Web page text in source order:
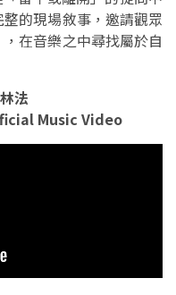
的現場敘事，邀請觀眾
在音樂之中尋找屬於自
法
Music Video